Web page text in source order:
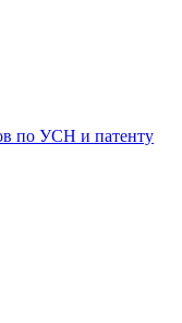
по УСН и патенту